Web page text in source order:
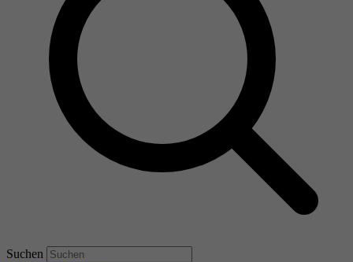
Suchen